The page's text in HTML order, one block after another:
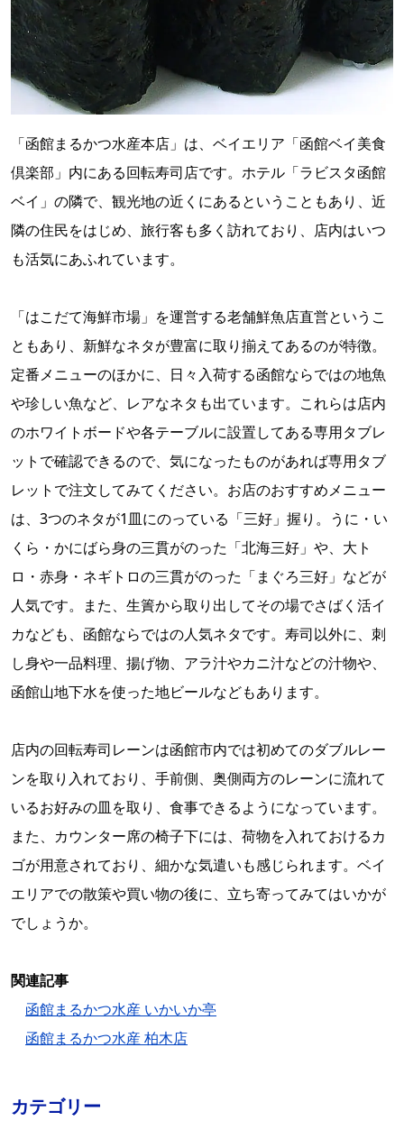
「函館まるかつ水産本店」は、ベイエリア「函館ベイ美食
倶楽部」内にある回転寿司店です。ホテル「ラビスタ函館
ベイ」の隣で、観光地の近くにあるということもあり、近
隣の住民をはじめ、旅行客も多く訪れており、店内はいつ
も活気にあふれています。
「はこだて海鮮市場」を運営する老舗鮮魚店直営というこ
ともあり、新鮮なネタが豊富に取り揃えてあるのが特徴。
定番メニューのほかに、日々入荷する函館ならではの地魚
や珍しい魚など、レアなネタも出ています。これらは店内
のホワイトボードや各テーブルに設置してある専用タブレ
ットで確認できるので、気になったものがあれば専用タブ
レットで注文してみてください。お店のおすすめメニュー
は、3つのネタが1皿にのっている「三好」握り。うに・い
くら・かにばら身の三貫がのった「北海三好」や、大ト
ロ・赤身・ネギトロの三貫がのった「まぐろ三好」などが
人気です。また、生簀から取り出してその場でさばく活イ
カなども、函館ならではの人気ネタです。寿司以外に、刺
し身や一品料理、揚げ物、アラ汁やカニ汁などの汁物や、
函館山地下水を使った地ビールなどもあります。
店内の回転寿司レーンは函館市内では初めてのダブルレー
ンを取り入れており、手前側、奥側両方のレーンに流れて
いるお好みの皿を取り、食事できるようになっています。
また、カウンター席の椅子下には、荷物を入れておけるカ
ゴが用意されており、細かな気遣いも感じられます。ベイ
エリアでの散策や買い物の後に、立ち寄ってみてはいかが
でしょうか。
関連記事
函館まるかつ水産 いかいか亭
函館まるかつ水産 柏木店
カテゴリー